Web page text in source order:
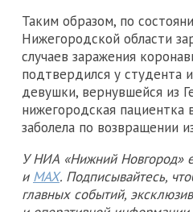
Таким образом, по
Нижегородской области
случаев заражения
подтвердился у студента
девушки, вернувшейся из
нижегородская пациентка
заболела по возвращении
У НИА «Нижний Новгород»
и MAX. Подписывайтесь,
главных событий,